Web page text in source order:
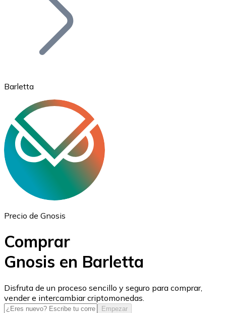
Ethereum
ETH
USD Coin
USDC
Barletta
Precio de Gnosis
Comprar
Gnosis en Barletta
Disfruta de un proceso sencillo y seguro para comprar,
vender e intercambiar criptomonedas.
Empezar